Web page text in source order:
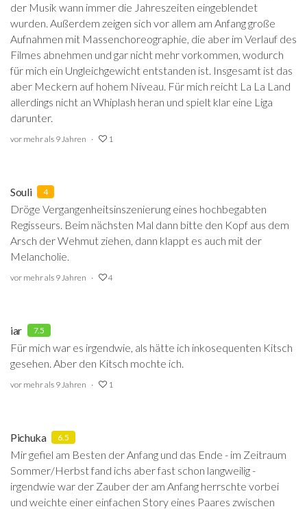
der Musik wann immer die Jahreszeiten eingeblendet
wurden. Außerdem zeigen sich vor allem am Anfang große
Aufnahmen mit Massenchoreographie, die aber im Verlauf des
Filmes abnehmen und gar nicht mehr vorkommen, wodurch
für mich ein Ungleichgewicht entstanden ist. Insgesamt ist das
aber Meckern auf hohem Niveau. Für mich reicht La La Land
allerdings nicht an Whiplash heran und spielt klar eine Liga
darunter.
vor mehr als 9 Jahren 1
Souli 4
Dröge Vergangenheitsinszenierung eines hochbegabten
Regisseurs. Beim nächsten Mal dann bitte den Kopf aus dem
Arsch der Wehmut ziehen, dann klappt es auch mit der
Melancholie.
vor mehr als 9 Jahren 4
iar 7.5
Für mich war es irgendwie, als hätte ich inkosequenten Kitsch
gesehen. Aber den Kitsch mochte ich.
vor mehr als 9 Jahren 1
Pichuka 6.5
Mir gefiel am Besten der Anfang und das Ende - im Zeitraum
Sommer/Herbst fand ichs aber fast schon langweilig -
irgendwie war der Zauber der am Anfang herrschte vorbei
und weichte einer einfachen Story eines Paares zwischen